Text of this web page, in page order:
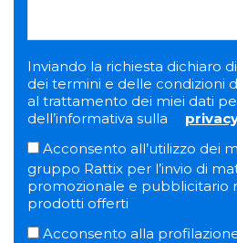
Inviando la richiesta dichiaro
dei termini e delle condizioni
al trattamento dei miei dati
dell’informativa sulla
Acconsento all’utilizzo dei
gruppo Rattix per l’invio di
promozionale e pubblicitario
prodotti offerti
Acconsento alla